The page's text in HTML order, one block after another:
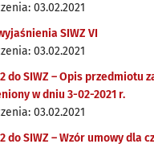
03.02.2021
SIWZ VI
03.02.2021
do SIWZ – Opis przedmiotu
w dniu 3-02-2021 r.
03.02.2021
do SIWZ – Wzór umowy dla